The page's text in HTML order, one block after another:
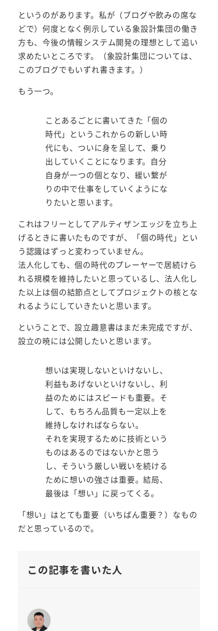
というのがあります。私が（ブログや飲みの席な
どで）何度となく例示している象設計集団の働き
方も、今後の情報システム開発の理想として追い
求めたいところです。（象設計集団については、
このブログでもいずれ書きます。）
もう一つ。
ことあるごとに書いてきた「個の
時代」というこれからの新しい時
代にも、ついに身を呈して、乗り
出していくことになります。自分
自身が一つの個となり、緩い繋が
りの中で仕事をしていくようにな
りたいと思います。
これはフリーとしてアルティザンエッジを立ち上
げるときに書いたものですが、「個の時代」とい
う認識はずっと変わっていません。
法人化しても、個の時代のプレーヤーで居続けら
れる規模を維持したいと思っているし、法人化し
た以上は個の結節点としてプロジェクトの核とな
れるようにしていきたいと思います。
ということで、設立趣意書はまだ未完成ですが、
設立の暁には公開したいと思います。
想いは実現しないといけないし、
利益もあげないといけないし、利
益のためにはスピードも重要。そ
して、もちろん品質も一定以上を
維持しなければならない。
それを実現するために技術という
ものはあるのではないかと思う
し、そういう厳しい戦いを続ける
ために想いの強さは重要。結局、
最後は「想い」に戻ってくる。
「想い」はとても重要（いちばん重要？）なもの
だと思っているので。
この記事を書いた人